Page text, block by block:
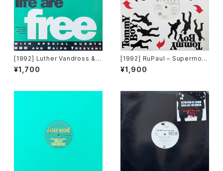
[1992] Luther Vandross & J
anet Jackson With Special
Guests BBD & Ralph Tresv
¥1,700
[1992] RuPaul – Supermod
el (You Better Work) / Hou
se Of Love [Tommy Boy]
¥1,900